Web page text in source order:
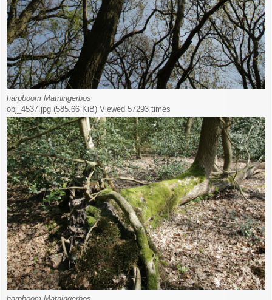
harpboom Matningerbos
obj_4537.jpg (585.66 KiB) Viewed 57293 times